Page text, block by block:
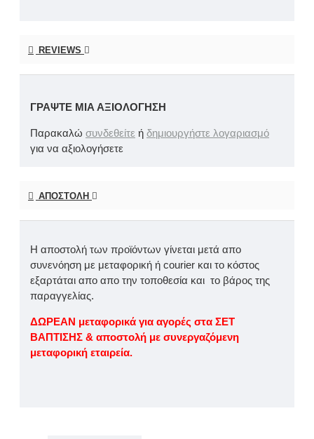
REVIEWS
ΓΡΆΨΤΕ ΜΙΑ ΑΞΙΟΛΌΓΗΣΗ
Παρακαλώ συνδεθείτε ή δημιουργήστε λογαριασμό
για να αξιολογήσετε
ΑΠΟΣΤΟΛΉ
Η αποστολή των προϊόντων γίνεται μετά απο
συνενόηση με μεταφορική ή courier και το κόστος
εξαρτάται απο απο την τοποθεσία και το βάρος της
παραγγελίας.
ΔΩΡΕΑΝ μεταφορικά για αγορές στα ΣΕΤ
ΒΑΠΤΙΣΗΣ & αποστολή με συνεργαζόμενη
μεταφορική εταιρεία.